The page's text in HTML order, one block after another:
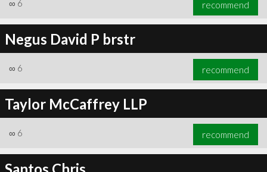
∞ 6 recommend
Negus David P brstr
∞ 6 recommend
Taylor McCaffrey LLP
∞ 6 recommend
Santos Chris